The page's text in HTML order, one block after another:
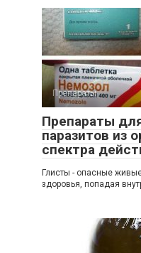
Препараты
Препараты
паразитов из
спектра
Глисты - опасные
здоровья, попадая